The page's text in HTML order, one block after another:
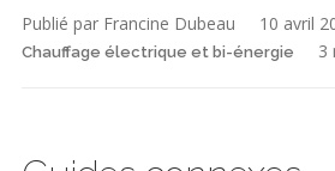
Publié par Francine Dubeau 10 avril
Chauffage électrique et bi-énergie 3